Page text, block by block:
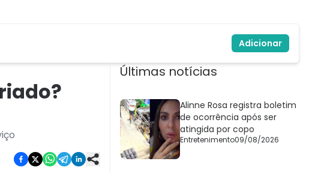
Adicionar
Últimas notícias
Alinne Rosa registra boletim
de ocorrência após ser
atingida por copo
Entretenimento09/08/2026